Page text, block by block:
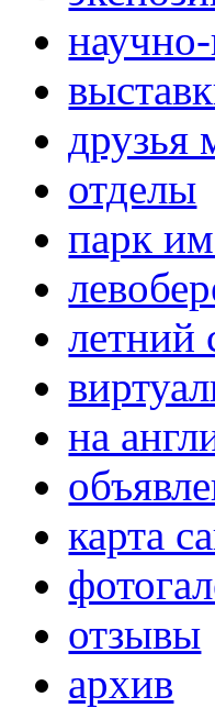
научно-
друзья
отделы
парк
летний
на
карта
отзывы
архив